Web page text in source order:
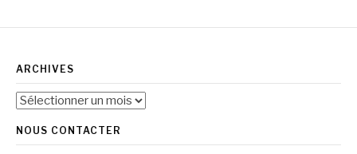
ARCHIVES
Archives
NOUS CONTACTER